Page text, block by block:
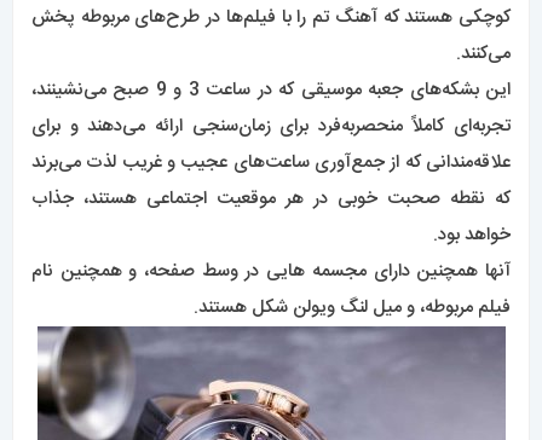
کوچکی هستند که آهنگ تم را با فیلم‌ها در طرح‌های مربوطه پخش
می‌کنند.
این بشکه‌های جعبه موسیقی که در ساعت 3 و 9 صبح می‌نشینند،
تجربه‌ای کاملاً منحصربه‌فرد برای زمان‌سنجی ارائه می‌دهند و برای
علاقه‌مندانی که از جمع‌آوری ساعت‌های عجیب و غریب لذت می‌برند
که نقطه صحبت خوبی در هر موقعیت اجتماعی هستند، جذاب
خواهد بود.
آنها همچنین دارای مجسمه هایی در وسط صفحه، و همچنین نام
فیلم مربوطه، و میل لنگ ویولن شکل هستند.